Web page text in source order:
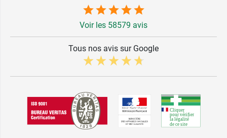
Voir les 58579 avis
Tous nos avis sur Google